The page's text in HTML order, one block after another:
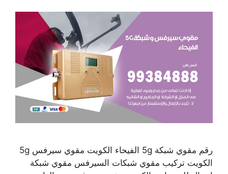
رقم مقوي شبكة 5g الفيحاء الكويت مقوي سيرفس 5g
الكويت تركيب مقوي شبكات السيرفس مقوي شبكة